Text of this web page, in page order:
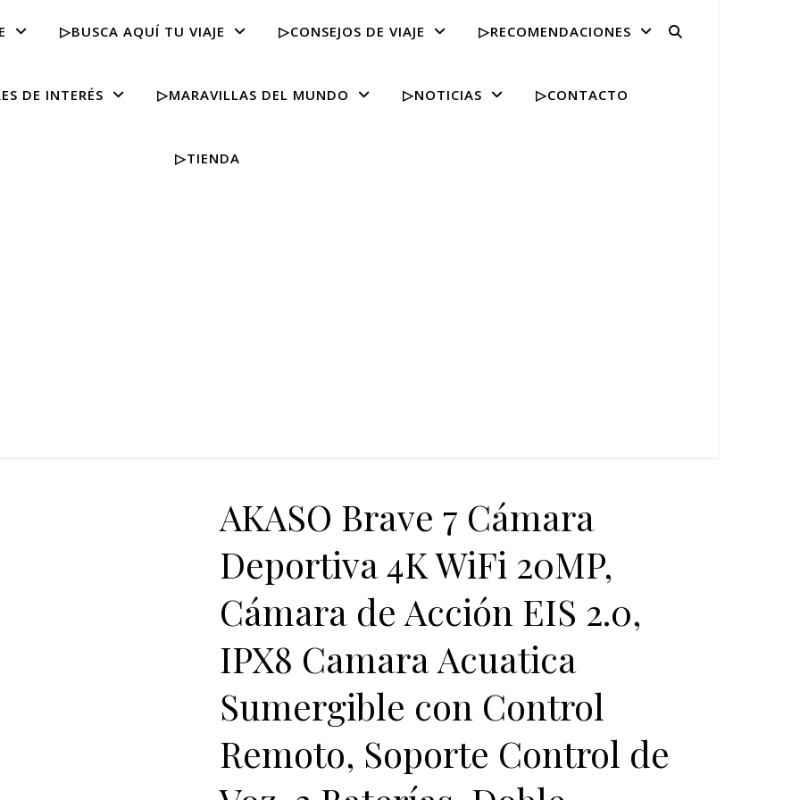
▷BUSCA AQUÍ TU VIAJE ▷CONSEJOS DE VIAJE ▷RECOMENDACIONES
DE INTERÉS ▷MARAVILLAS DEL MUNDO ▷NOTICIAS ▷CONTACTO
▷TIENDA
AKASO Brave 7 Cámara
Deportiva 4K WiFi 20MP,
Cámara de Acción EIS 2.0,
IPX8 Camara Acuatica
Sumergible con Control
Remoto, Soporte Control de